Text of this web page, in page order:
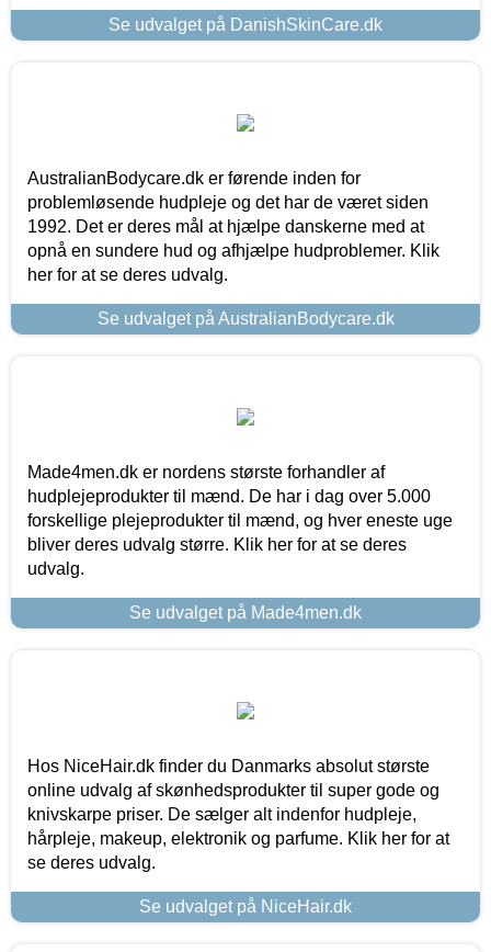
Se udvalget på DanishSkinCare.dk
AustralianBodycare.dk er førende inden for
problemløsende hudpleje og det har de været siden
1992. Det er deres mål at hjælpe danskerne med at
opnå en sundere hud og afhjælpe hudproblemer. Klik
her for at se deres udvalg.
Se udvalget på AustralianBodycare.dk
Made4men.dk er nordens største forhandler af
hudplejeprodukter til mænd. De har i dag over 5.000
forskellige plejeprodukter til mænd, og hver eneste uge
bliver deres udvalg større. Klik her for at se deres
udvalg.
Se udvalget på Made4men.dk
Hos NiceHair.dk finder du Danmarks absolut største
online udvalg af skønhedsprodukter til super gode og
knivskarpe priser. De sælger alt indenfor hudpleje,
hårpleje, makeup, elektronik og parfume. Klik her for at
se deres udvalg.
Se udvalget på NiceHair.dk